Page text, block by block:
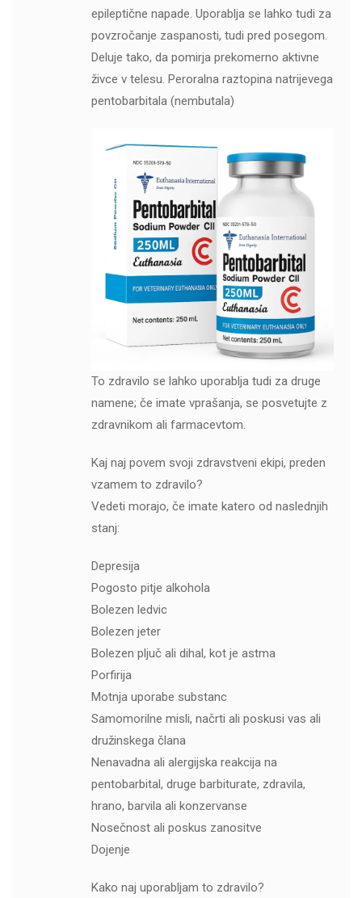
epileptične napade. Uporablja se lahko tudi za
povzročanje zaspanosti, tudi pred posegom.
Deluje tako, da pomirja prekomerno aktivne
živce v telesu. Peroralna raztopina natrijevega
pentobarbitala (nembutala)
To zdravilo se lahko uporablja tudi za druge
namene; če imate vprašanja, se posvetujte z
zdravnikom ali farmacevtom.
Kaj naj povem svoji zdravstveni ekipi, preden
vzamem to zdravilo?
Vedeti morajo, če imate katero od naslednjih
stanj:
Depresija
Pogosto pitje alkohola
Bolezen ledvic
Bolezen jeter
Bolezen pljuč ali dihal, kot je astma
Porfirija
Motnja uporabe substanc
Samomorilne misli, načrti ali poskusi vas ali
družinskega člana
Nenavadna ali alergijska reakcija na
pentobarbital, druge barbiturate, zdravila,
hrano, barvila ali konzervanse
Nosečnost ali poskus zanositve
Dojenje
Kako naj uporabljam to zdravilo?